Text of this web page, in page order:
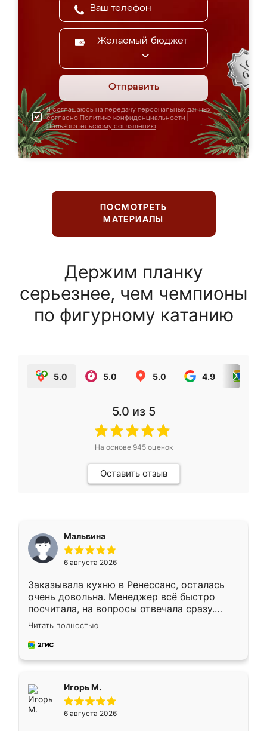
Желаемый бюджет
Отправить
Я соглашаюсь на передачу персональных данных
согласно Политике конфиденциальности
Пользовательскому соглашению
ПОСМОТРЕТЬ
МАТЕРИАЛЫ
Держим планку
серьезнее, чем чемпионы
по фигурному катанию
5.0 5.0 5.0 4.9
5.0 из 5
На основе 945оценок
Оставить отзыв
Мальвина
6 августа 2026
Заказывала кухню в Ренессанс, осталась
очень довольна. Менеджер всё быстро
посчитала, на вопросы отвечала сразу.
Замерщик приехал в субботу, подошёл к
делу со всей ответственностью. Собрали
за день, ребята работали аккуратно, даже
Читать полностью
Игорь М.
6 августа 2026